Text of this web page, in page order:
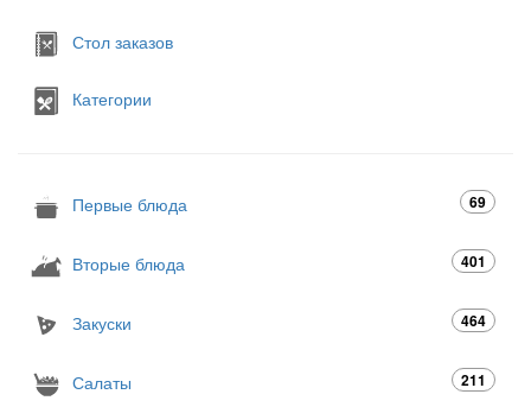
Стол заказов
Категории
Первые блюда 69
Вторые блюда 401
Закуски 464
Салаты 211